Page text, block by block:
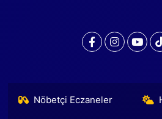
Nöbetçi Eczaneler